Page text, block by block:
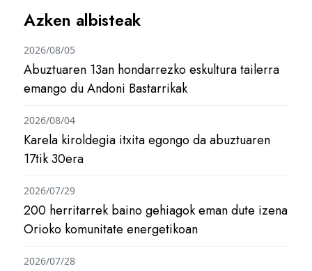
Azken albisteak
Abuztuaren 13an hondarrezko eskultura tailerra
emango du Andoni Bastarrikak
2026/08/05
Karela kiroldegia itxita egongo da abuztuaren
17tik 30era
2026/08/04
200 herritarrek baino gehiagok eman dute izena
Orioko komunitate energetikoan
2026/07/29
2026/07/28